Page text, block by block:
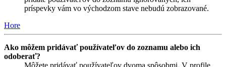
príspevky vám vo východzom stave nebudú zobrazované.
Hore
Ako môžem pridávať používateľov do zoznamu alebo ich
odoberať?